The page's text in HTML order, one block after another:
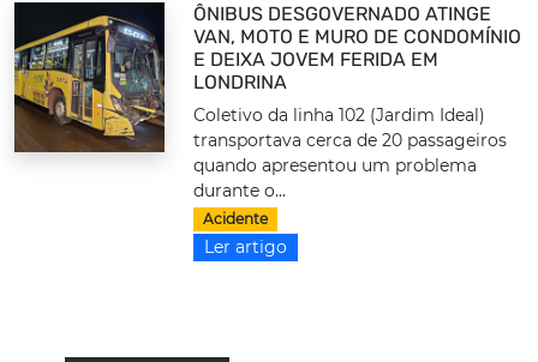
ÔNIBUS DESGOVERNADO ATINGE
VAN, MOTO E MURO DE CONDOMÍNIO
E DEIXA JOVEM FERIDA EM
LONDRINA
Coletivo da linha 102 (Jardim Ideal)
transportava cerca de 20 passageiros
quando apresentou um problema
durante o...
Acidente
Ler artigo